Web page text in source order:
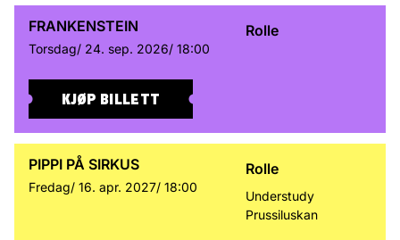
FRANKENSTEIN
Torsdag/ 24. sep. 2026/ 18:00
Rolle
KJØP BILLETT
PIPPI PÅ SIRKUS
Fredag/ 16. apr. 2027/ 18:00
Rolle
Understudy
Prussiluskan